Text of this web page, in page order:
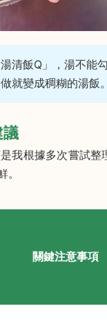
清飯Q」，湯不能
就變成稠糊的湯飯。
議
我根據多次嘗試整
關鍵注意事項